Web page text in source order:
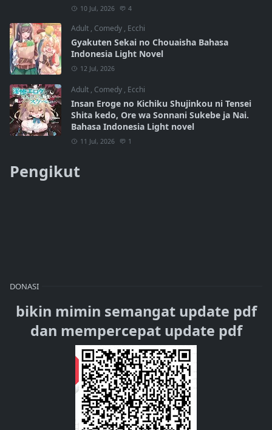
10 Jul, 2026 4
Adult , Comedy , Ecchi
Gyakuten Sekai no Chouaisha Bahasa
Indonesia Light Novel
12 Jul, 2026
Adult , Comedy , Ecchi
Insan Eroge no Kichiku Shujinkou ni Tensei
Shita kedo, Ore wa Sonnani Sukebe ja Nai.
Bahasa Indonesia Light novel
11 Jul, 2026 1
Pengikut
DONASI
bikin mimin semangat update pdf
dan mempercepat update pdf